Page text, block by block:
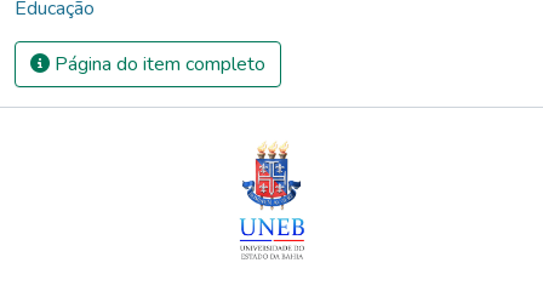
Educação
Página do item completo